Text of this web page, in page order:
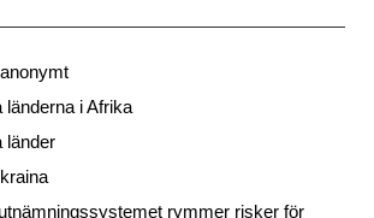
länderna i Afrika
länder
rymmer risker för